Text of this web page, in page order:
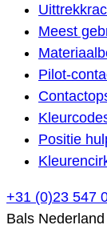
Meest
Pilot-
Positie
+31 (0)23 547
Bals Nederland